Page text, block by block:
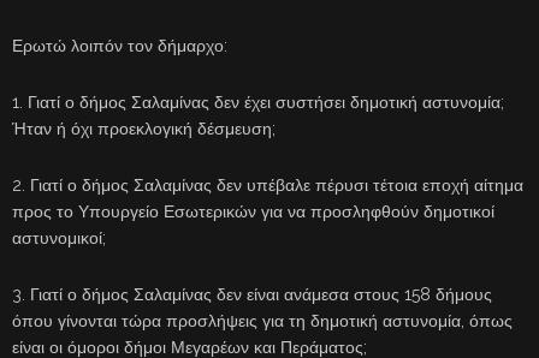
Ερωτώ λοιπόν τον δήμαρχο:
1. Γιατί ο δήμος Σαλαμίνας δεν έχει συστήσει δημοτική αστυνομία;
Ήταν ή όχι προεκλογική δέσμευση;
2. Γιατί ο δήμος Σαλαμίνας δεν υπέβαλε πέρυσι τέτοια εποχή αίτημα
προς το Υπουργείο Εσωτερικών για να προσληφθούν δημοτικοί
αστυνομικοί;
3. Γιατί ο δήμος Σαλαμίνας δεν είναι ανάμεσα στους 158 δήμους
όπου γίνονται τώρα προσλήψεις για τη δημοτική αστυνομία, όπως
είναι οι όμοροι δήμοι Μεγαρέων και Περάματος;